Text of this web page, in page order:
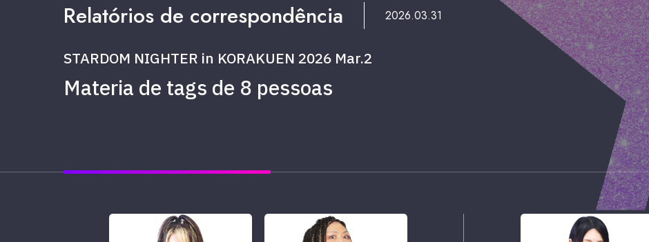
Relatórios de correspondência 2026.03.31
STARDOM NIGHTER in KORAKUEN 2026 Mar.2
Materia de tags de 8 pessoas